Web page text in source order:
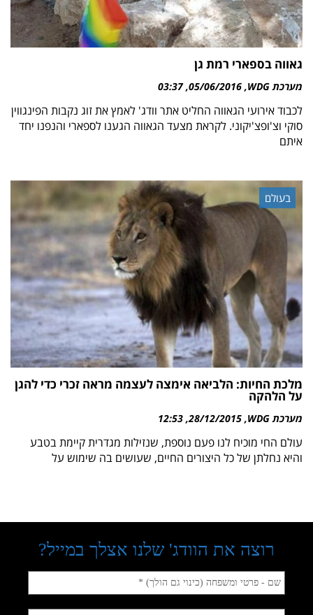
גאווה בספארי רמת גן
מערכת WDG 05/06/2016
03:37
לכבוד אירועי הגאווה החליט אתר וודג' לאמץ את זוג נקבות הפינגווין
סוקי וצ'ופצ'יקוני. לקראת מצעד הגאווה הגענו לספארי והנפנו יחד
איתם
בעולם
מלכת החיות: הלביאה אימצה לעצמה מראה זכרי כדי להגן
על הלהקה
מערכת WDG 28/12/2015
12:53
עולם החי מוכיח לנו פעם נוספת, שנזילות מגדרית קיימת בטבע
והיא נחלתן של כל היצורים החיים, שעושים בה שימוש על